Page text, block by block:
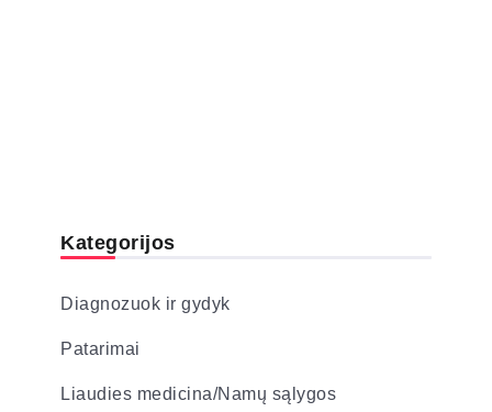
Kategorijos
Diagnozuok ir gydyk
Patarimai
Liaudies medicina/Namų sąlygos